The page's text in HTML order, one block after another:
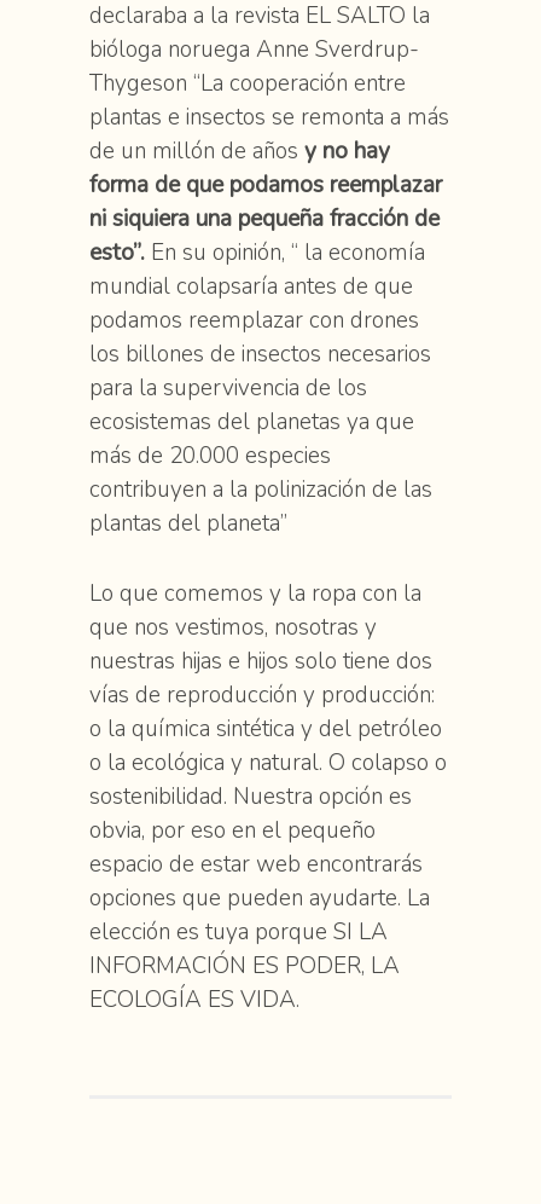
declaraba a la revista EL SALTO la
bióloga noruega Anne Sverdrup-
Thygeson “La cooperación entre
plantas e insectos se remonta a más
de un millón de años y no hay
forma de que podamos reemplazar
ni siquiera una pequeña fracción de
esto”. En su opinión, “ la economía
mundial colapsaría antes de que
podamos reemplazar con drones
los billones de insectos necesarios
para la supervivencia de los
ecosistemas del planetas ya que
más de 20.000 especies
contribuyen a la polinización de las
plantas del planeta”
Lo que comemos y la ropa con la
que nos vestimos, nosotras y
nuestras hijas e hijos solo tiene dos
vías de reproducción y producción:
o la química sintética y del petróleo
o la ecológica y natural. O colapso o
sostenibilidad. Nuestra opción es
obvia, por eso en el pequeño
espacio de estar web encontrarás
opciones que pueden ayudarte. La
elección es tuya porque SI LA
INFORMACIÓN ES PODER, LA
ECOLOGÍA ES VIDA.